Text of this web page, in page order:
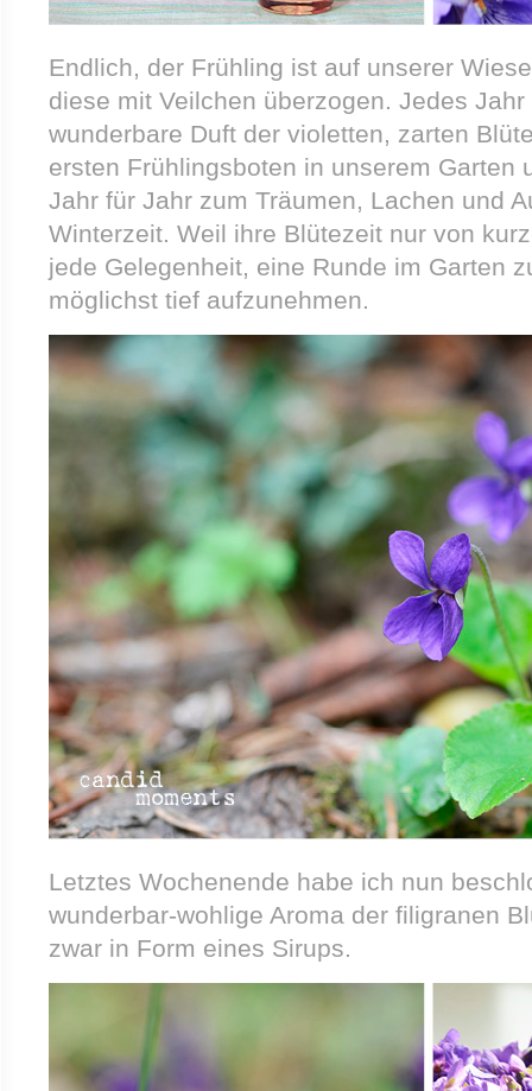
Endlich, der Frühling ist auf unserer
diese mit Veilchen überzogen. Jedes
wunderbare Duft der violetten, zarten
ersten Frühlingsboten in unserem Garten
Jahr für Jahr zum Träumen, Lachen und
Winterzeit. Weil ihre Blütezeit nur von
jede Gelegenheit, eine Runde im Garten
möglichst tief aufzunehmen.
Letztes Wochenende habe ich nun
wunderbar-wohlige Aroma der filigranen
zwar in Form eines Sirups.